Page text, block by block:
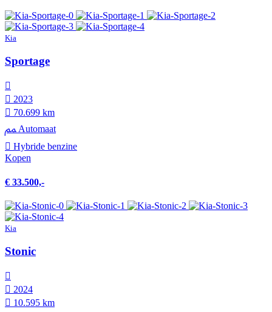
Kia
Sportage
2023
70.699 km
Automaat
Hybride benzine
Kopen
€ 33.500,-
Kia
Stonic
2024
10.595 km